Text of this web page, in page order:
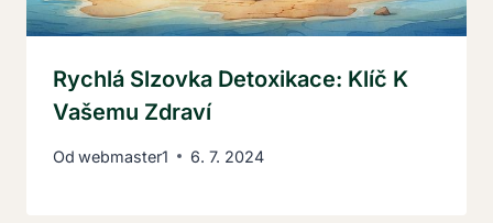
Rychlá Slzovka Detoxikace: Klíč K
Vašemu Zdraví
Od webmaster1 6. 7. 2024